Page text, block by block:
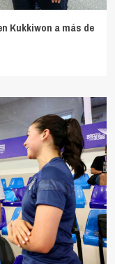
Kukkiwon a más de